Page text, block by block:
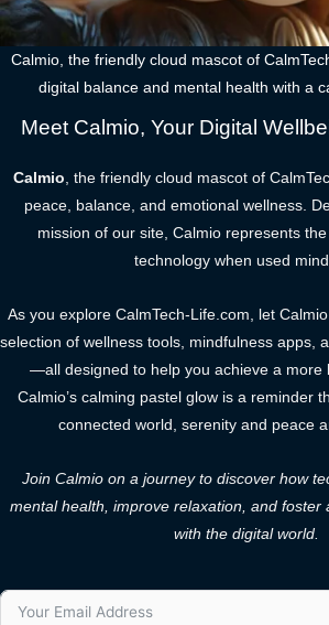
Calmio, the friendly cloud mascot of
digital balance and mental health with a
Meet Calmio, Your Digital
Calmio , the friendly cloud mascot of
peace, balance, and emotional wellness.
mission of our site, Calmio represents
technology when used
As you explore CalmTech-Life.com, let
selection of wellness tools, mindfulness apps,
—all designed to help you achieve a more
Calmio’s calming pastel glow is a reminder
connected world, serenity and peace
Join Calmio on a journey to discover how
mental health, improve relaxation, and foster
with the digital world.